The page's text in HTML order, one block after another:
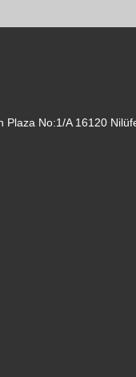
Plaza No:1/A 16120